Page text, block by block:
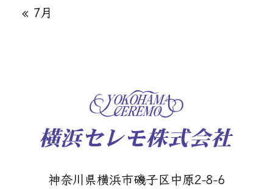
« 7月
神奈川県横浜市磯子区中原2-8-6